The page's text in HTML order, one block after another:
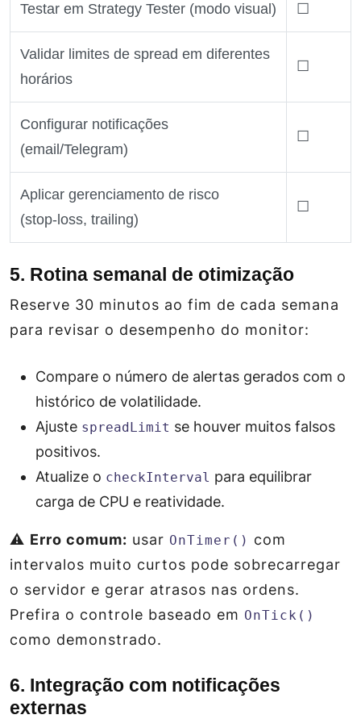
Testar em Strategy Tester (modo visual) ☐
Validar limites de spread em diferentes
horários
☐
Configurar notificações
(email/Telegram)
☐
Aplicar gerenciamento de risco
(stop‑loss, trailing)
☐
5. Rotina semanal de otimização
Reserve 30 minutos ao fim de cada semana
para revisar o desempenho do monitor:
Compare o número de alertas gerados com o
histórico de volatilidade.
Ajuste spreadLimit se houver muitos falsos
positivos.
Atualize o checkInterval para equilibrar
carga de CPU e reatividade.
⚠️ Erro comum: usar OnTimer() com
intervalos muito curtos pode sobrecarregar
o servidor e gerar atrasos nas ordens.
Prefira o controle baseado em OnTick()
como demonstrado.
6. Integração com notificações
externas